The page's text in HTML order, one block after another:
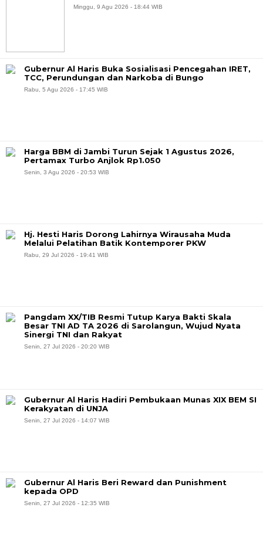
Minggu, 9 Agu 2026 - 18:44 WIB
Gubernur Al Haris Buka Sosialisasi Pencegahan IRET,
TCC, Perundungan dan Narkoba di Bungo
Rabu, 5 Agu 2026 - 17:45 WIB
Harga BBM di Jambi Turun Sejak 1 Agustus 2026,
Pertamax Turbo Anjlok Rp1.050
Senin, 3 Agu 2026 - 20:53 WIB
Hj. Hesti Haris Dorong Lahirnya Wirausaha Muda
Melalui Pelatihan Batik Kontemporer PKW
Rabu, 29 Jul 2026 - 19:41 WIB
Pangdam XX/TIB Resmi Tutup Karya Bakti Skala
Besar TNI AD TA 2026 di Sarolangun, Wujud Nyata
Sinergi TNI dan Rakyat
Senin, 27 Jul 2026 - 20:20 WIB
Gubernur Al Haris Hadiri Pembukaan Munas XIX BEM SI
Kerakyatan di UNJA
Senin, 27 Jul 2026 - 14:07 WIB
Gubernur Al Haris Beri Reward dan Punishment
kepada OPD
Senin, 27 Jul 2026 - 12:35 WIB